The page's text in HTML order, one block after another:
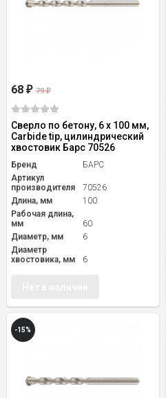
68 ₽ 79₽
Сверло по бетону, 6 х 100 мм,
Carbide tip, цилиндрический
хвостовик Барс 70526
Бренд
БАРС
Артикул
производителя
70526
Длина, мм
100
Рабочая длина,
мм
60
Диаметр, мм
6
Диаметр
хвостовика, мм
6
-15%